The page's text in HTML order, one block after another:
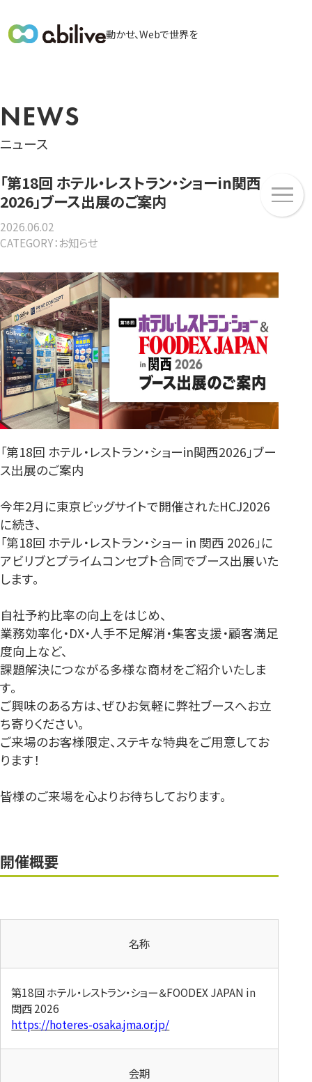
動かせ、Webで世界を
メ
ニ
ュ
ー
ニ
ュ
NEWS
ニュース
「第18回 ホテル・レストラン・ショーin関西
2026」ブース出展のご案内
2026.06.02
CATEGORY：お知らせ
「第18回 ホテル・レストラン・ショーin関西2026」ブー
ス出展のご案内
今年2月に東京ビッグサイトで開催されたHCJ2026
に続き、
「第18回 ホテル・レストラン・ショー in 関西 2026」に
アビリブとプライムコンセプト合同でブース出展いた
します。
自社予約比率の向上をはじめ、
業務効率化・DX・人手不足解消・集客支援・顧客満足
度向上など、
課題解決につながる多様な商材をご紹介いたしま
す。
ご興味のある方は、ぜひお気軽に弊社ブースへお立
ち寄りください。
ご来場のお客様限定、ステキな特典をご用意してお
ります！
皆様のご来場を心よりお待ちしております。
開催概要
名称
第18回 ホテル・レストラン・ショー＆FOODEX JAPAN in
関西 2026
https://hoteres-osaka.jma.or.jp/
会期